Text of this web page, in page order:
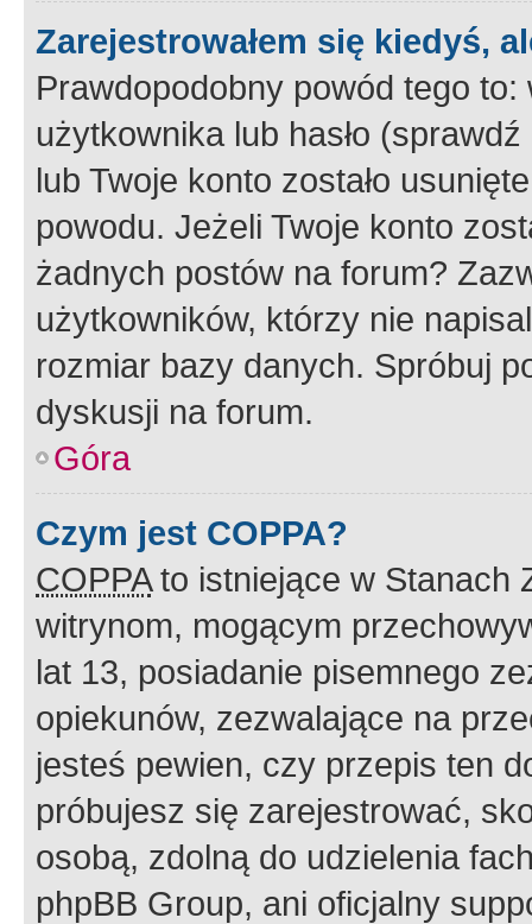
Zarejestrowałem się kiedyś,
Prawdopodobny powód tego to:
użytkownika lub hasło
lub Twoje konto zostało
powodu. Jeżeli Twoje konto
żadnych postów na forum?
użytkowników, którzy nie
rozmiar bazy danych. Spróbuj
dyskusji na forum.
Góra
Czym jest COPPA?
COPPAto istniejące w Stanach
witrynom, mogącym
lat 13, posiadanie pisemnego
opiekunów, zezwalające na
jesteś pewien, czy przepis ten
próbujesz się zarejestrować,
osobą, zdolną do udzielenia
phpBB Group, ani oficjalny